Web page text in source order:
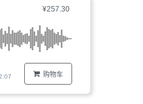
¥257.30
购物车